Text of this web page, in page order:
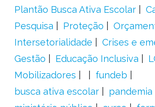
Plantão Busca Ativa Escolar
Pesquisa
Proteção
Intersetorialidade
Crises e
Gestão
Educação Inclusiva
Mobilizadores
fundeb
busca ativa escolar
pandemia